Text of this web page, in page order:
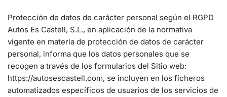
Protección de datos de carácter personal según el RGPD
Autos Es Castell, S.L., en aplicación de la normativa
vigente en materia de protección de datos de carácter
personal, informa que los datos personales que se
recogen a través de los formularios del Sitio web:
https://autosescastell.com, se incluyen en los ficheros
automatizados específicos de usuarios de los servicios de